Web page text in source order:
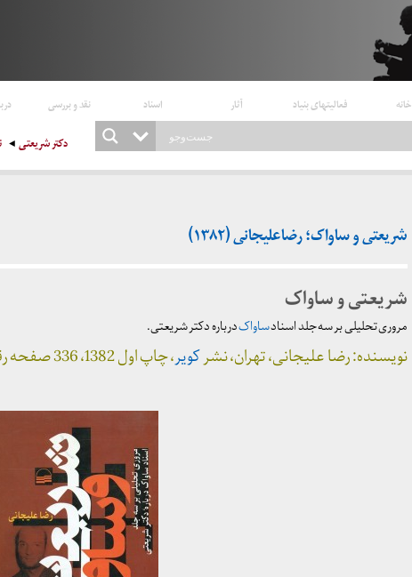
خانه فعالیتهای بنیاد آثار اسناد نقد و بررسی
دکتر شریعتی
شریعتی و ساواک؛ رضاعلیجانی (۱۳۸۲)
شریعتی و ساواک
مروری تحلیلی بر سه جلد اسنادساواکدرباره دکتر شریعتی.
نویسنده: رضا علیجانی، تهران، نشرکویر، چاپ اول 1382، 336 صفحه رقعی.